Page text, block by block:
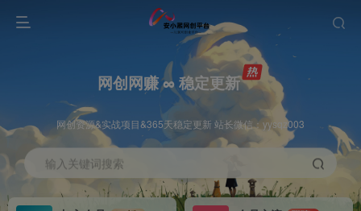
网创网赚 ∞ 稳定更新
网创资源&实战项目&365天稳定更新 站长微信：yysqz003
输入关键词搜索